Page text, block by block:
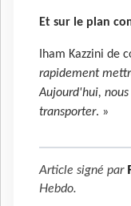
Et sur le plan
Iham Kazzini de
rapidement
Aujourd'hui,
transporter. »
Article signé par
Hebdo.